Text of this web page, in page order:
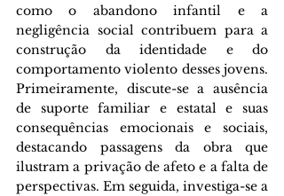
como o abandono infantil e a
negligência social contribuem para a
construção da identidade e do
comportamento violento desses jovens.
Primeiramente, discute-se a ausência
de suporte familiar e estatal e suas
consequências emocionais e sociais,
destacando passagens da obra que
ilustram a privação de afeto e a falta de
perspectivas. Em seguida, investiga-se a